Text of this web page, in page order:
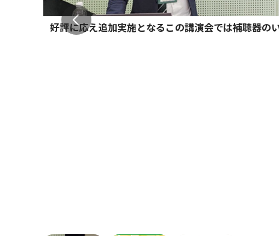
好評に応え追加実施となるこの講演会では補聴器の